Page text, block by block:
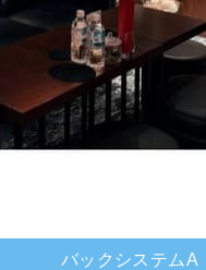
バックシステムA